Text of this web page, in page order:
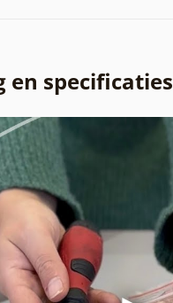
en specificaties